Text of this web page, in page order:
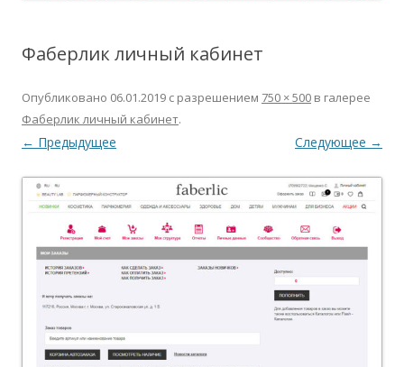
Фаберлик личный кабинет
Опубликовано 06.01.2019 с разрешением 750 × 500 в галерее
Фаберлик личный кабинет.
← Предыдущее Следующее →